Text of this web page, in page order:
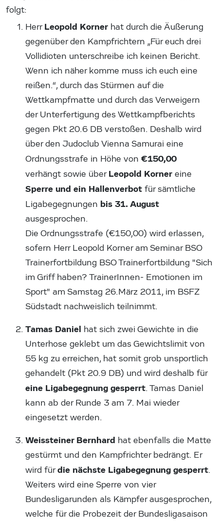
folgt:
HerrLeopold Korner hat durch die Äußerung
gegenüber den Kampfrichtern „Für euch drei
Vollidioten unterschreibe ich keinen Bericht.
Wenn ich näher komme muss ich euch eine
reißen.“, durch das Stürmen auf die
Wettkampfmatte und durch das Verweigern
der Unterfertigung des Wettkampfberichts
gegen Pkt 20.6 DB verstoßen. Deshalb wird
über den Judoclub Vienna Samurai eine
Ordnungsstrafe in Höhe von €150,00
verhängt sowie überLeopold Korner eine
Sperre und ein Hallenverbot für sämtliche
Ligabegegnungen bis 31. August
ausgesprochen.
Die Ordnungsstrafe (€150,00) wird erlassen,
sofern Herr Leopold Korner am Seminar BSO
Trainerfortbildung BSO Trainerfortbildung "Sich
im Griff haben? TrainerInnen- Emotionen im
Sport" am Samstag 26.März 2011, im BSFZ
Südstadt nachweislich teilnimmt.
Tamas Daniel hat sich zwei Gewichte in die
Unterhose geklebt um das Gewichtslimit von
55 kg zu erreichen, hat somit grob unsportlich
gehandelt (Pkt 20.9 DB) und wird deshalb für
eine Ligabegegnung gesperrt. Tamas Daniel
kann ab der Runde 3 am 7. Mai wieder
eingesetzt werden.
Weissteiner Bernhard hat ebenfalls die Matte
gestürmt und den Kampfrichter bedrängt. Er
wird fürdie nächste Ligabegegnung gesperrt.
Weiters wird eine Sperre von vier
Bundesligarunden als Kämpfer ausgesprochen,
welche für die Probezeit der Bundesligasaison